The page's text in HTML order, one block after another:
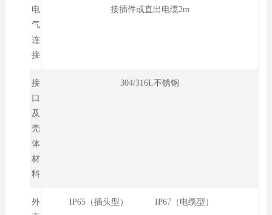
电
气
连
接
接插件或直出电缆2m
接
口
及
壳
体
材
料
304/316L不锈钢
外
IP65（插头型） IP67（电缆型）